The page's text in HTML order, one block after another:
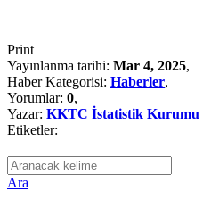
Print
Yayınlanma tarihi: Mar 4, 2025,
Haber Kategorisi: Haberler,
Yorumlar: 0,
Yazar: KKTC İstatistik Kurumu
Etiketler:
Ara